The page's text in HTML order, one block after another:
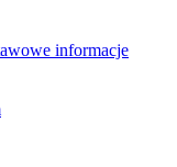
informacje